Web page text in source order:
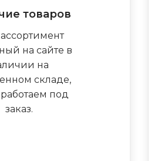
товаров
на сайте в
на
складе,
под
заказ.